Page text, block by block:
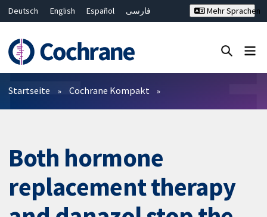
Deutsch English Español
فارسی
Bahasa Malaysia
ไทย
繁體中文
简体中文
Mehr Sprachen
Filter
Startseite Cochrane Kompakt
Both hormone
replacement therapy